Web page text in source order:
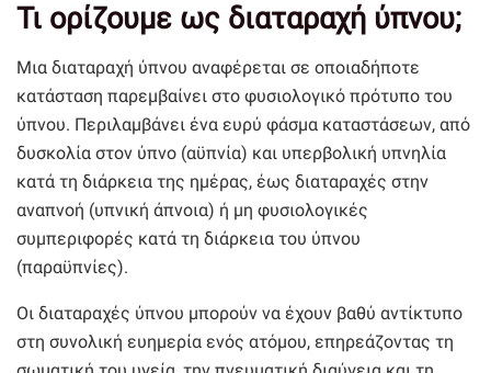
Τι ορίζουμε ως διαταραχή ύπνου;
Μια διαταραχή ύπνου αναφέρεται σε οποιαδήποτε
κατάσταση παρεμβαίνει στο φυσιολογικό πρότυπο του
ύπνου. Περιλαμβάνει ένα ευρύ φάσμα καταστάσεων, από
δυσκολία στον ύπνο (αϋπνία) και υπερβολική υπνηλία
κατά τη διάρκεια της ημέρας, έως διαταραχές στην
αναπνοή (υπνική άπνοια) ή μη φυσιολογικές
συμπεριφορές κατά τη διάρκεια του ύπνου
(παραϋπνίες).
Οι διαταραχές ύπνου μπορούν να έχουν βαθύ αντίκτυπο
στη συνολική ευημερία ενός ατόμου, επηρεάζοντας τη